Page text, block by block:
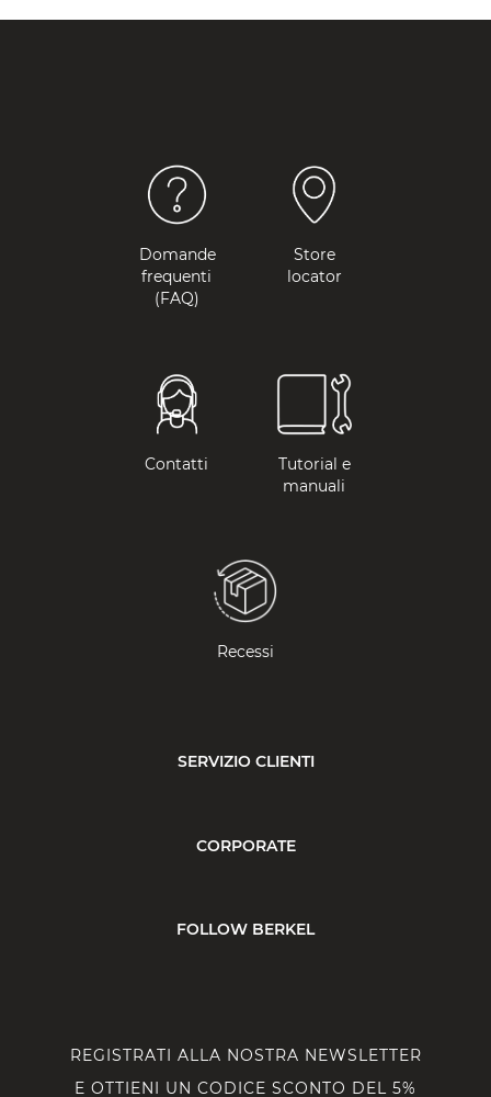
Domande
frequenti
(FAQ)
Store
locator
Contatti
Tutorial e
manuali
Recessi
SERVIZIO CLIENTI
CORPORATE
FOLLOW BERKEL
REGISTRATI ALLA NOSTRA NEWSLETTER
E OTTIENI UN CODICE SCONTO DEL 5%